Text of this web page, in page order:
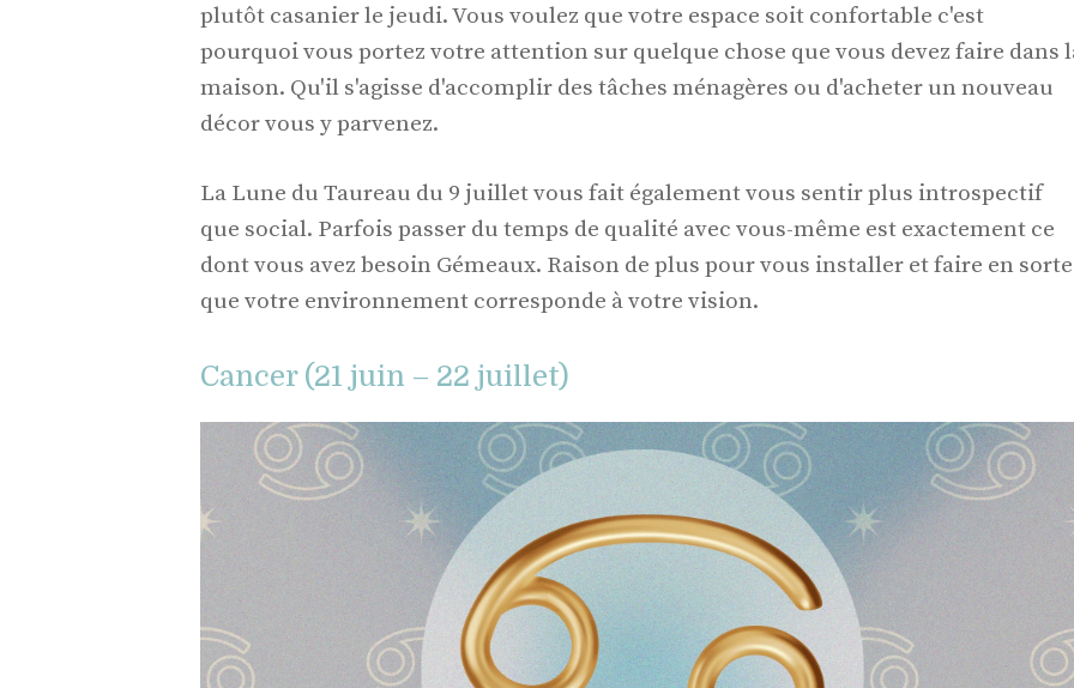
plutôt casanier le jeudi. Vous voulez que votre espace soit confortable c'est
pourquoi vous portez votre attention sur quelque chose que vous devez faire dans
maison. Qu'il s'agisse d'accomplir des tâches ménagères ou d'acheter un nouveau
décor vous y parvenez.
La Lune du Taureau du 9 juillet vous fait également vous sentir plus introspectif
que social. Parfois passer du temps de qualité avec vous-même est exactement ce
dont vous avez besoin Gémeaux. Raison de plus pour vous installer et faire en sorte
que votre environnement corresponde à votre vision.
Cancer (21 juin – 22 juillet)